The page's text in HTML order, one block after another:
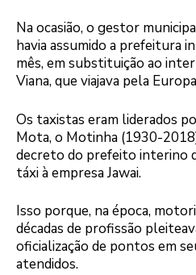
Na ocasião, o gestor
havia assumido a prefeitura
mês, em substituição ao
Viana, que viajava pela
Os taxistas eram liderados
Mota, o Motinha (1930-
decreto do prefeito interino
táxi à empresa Jawai.
Isso porque, na época,
décadas de profissão
oficialização de pontos em
atendidos.